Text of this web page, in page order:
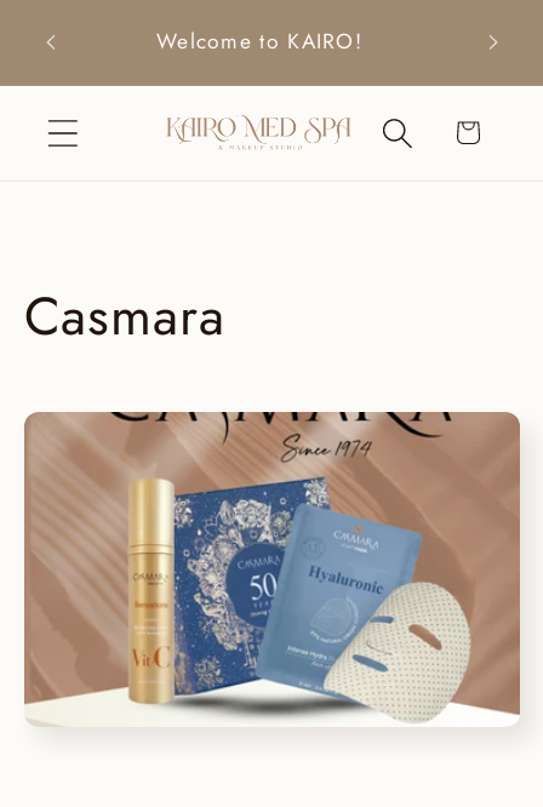
directamenteWelcome to KAIRO! Free
Carrito
C
l
e
c
c
i
Casmara